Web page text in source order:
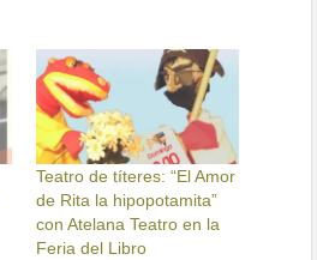
Teatro de títeres: “El Amor
de Rita la hipopotamita”
con Atelana Teatro en la
Feria del Libro